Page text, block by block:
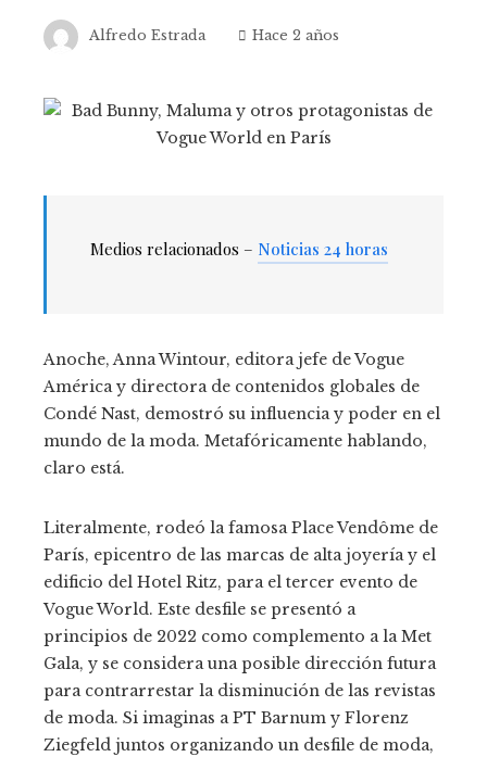
Alfredo Estrada Hace 2 años
Medios relacionados – Noticias 24 horas
Anoche, Anna Wintour, editora jefe de Vogue
América y directora de contenidos globales de
Condé Nast, demostró su influencia y poder en el
mundo de la moda. Metafóricamente hablando,
claro está.
Literalmente, rodeó la famosa Place Vendôme de
París, epicentro de las marcas de alta joyería y el
edificio del Hotel Ritz, para el tercer evento de
Vogue World. Este desfile se presentó a
principios de 2022 como complemento a la Met
Gala, y se considera una posible dirección futura
para contrarrestar la disminución de las revistas
de moda. Si imaginas a PT Barnum y Florenz
Ziegfeld juntos organizando un desfile de moda,